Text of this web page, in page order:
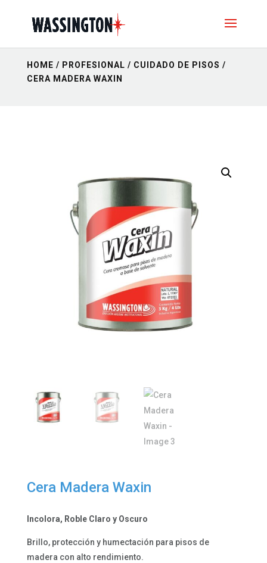
HOME / PROFESIONAL / CUIDADO DE PISOS /
CERA MADERA WAXIN
Cera Madera Waxin
Incolora, Roble Claro y Oscuro
Brillo, protección y humectación para pisos de
madera con alto rendimiento.